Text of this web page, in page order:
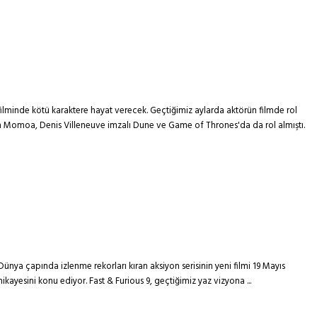
kötü karaktere hayat verecek. Geçtiğimiz aylarda aktörün filmde rol
Denis Villeneuve imzalı Dune ve Game of Thrones'da da rol almıştı.
çapında izlenme rekorları kıran aksiyon serisinin yeni filmi 19 Mayıs
konu ediyor. Fast & Furious 9, geçtiğimiz yaz vizyona ...